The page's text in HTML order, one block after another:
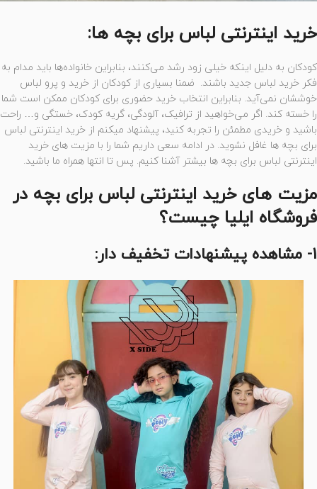
خرید اینترنتی لباس برای بچه ها:
کودکان به دلیل اینکه خیلی زود رشد می‌کنند، بنابراین خانواده‌ها باید مدام به
فکر خرید لباس جدید باشند. ضمنا بسیاری از کودکان از خرید و پرو لباس
خوششان نمی‌آید. بنابراین انتخاب خرید حضوری برای کودکان ممکن است شما
را خسته کند. اگر می‌خواهید از ترافیک، آلودگی، گریه کودک، خستگی و… راحت
باشید و خریدی مطمئن را تجربه کنید، پیشنهاد میکنم از خرید اینترنتی لباس
برای بچه ها غافل نشوید. در ادامه سعی داریم شما را با مزیت های خرید
اینترنتی لباس برای بچه ها بیشتر آشنا کنیم. پس تا انتها همراه ما باشید.
مزیت های خرید اینترنتی لباس برای بچه در
فروشگاه ایلیا چیست؟
1- مشاهده پیشنهادات تخفیف دار: